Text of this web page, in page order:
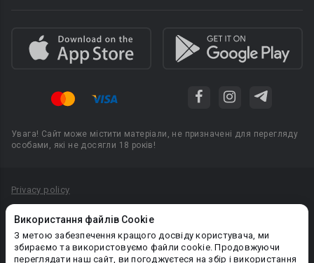
Використання файлів Cookie
З метою забезпечення кращого досвіду користувача, ми
збираємо та використовуємо файли cookie. Продовжуючи
переглядати наш сайт, ви погоджуєтеся на збір і використання
Увага! Сайт може містити матеріали, не призначені для перегляду
особами, які не досягли 18 років!
Privacy policy
Політика конфіденційності
Правила публікації авторського контенту